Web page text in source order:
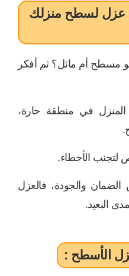
عزل لسطح منزلك
مسطح أم مائل؟ ثم أفكر
في منطقة حارة،
لتجنب الأخطاء.
والجودة، فالعزل
البعيد.
الأسطح :